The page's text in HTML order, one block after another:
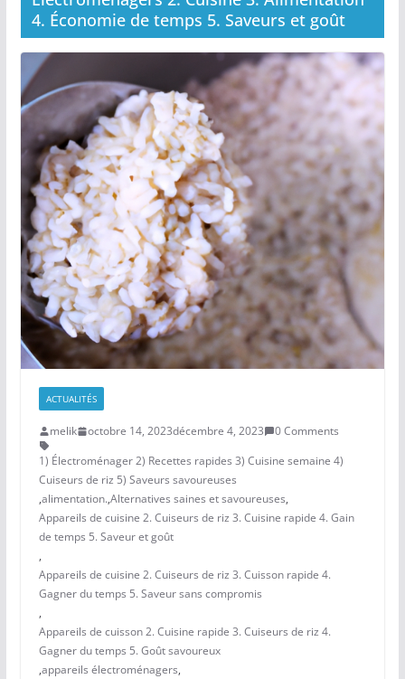
4. Économie de temps 5. Saveurs et goût
ACTUALITÉS
melik octobre 14, 2023décembre 4, 2023
0 Comments
1) Électroménager 2) Recettes rapides 3) Cuisine semaine 4)
Cuiseurs de riz 5) Saveurs savoureuses
,alimentation.,Alternatives saines et savoureuses,
Appareils de cuisine 2. Cuiseurs de riz 3. Cuisine rapide 4. Gain
de temps 5. Saveur et goût
,
Appareils de cuisine 2. Cuiseurs de riz 3. Cuisson rapide 4.
Gagner du temps 5. Saveur sans compromis
,
Appareils de cuisson 2. Cuisine rapide 3. Cuiseurs de riz 4.
Gagner du temps 5. Goût savoureux
,appareils électroménagers,